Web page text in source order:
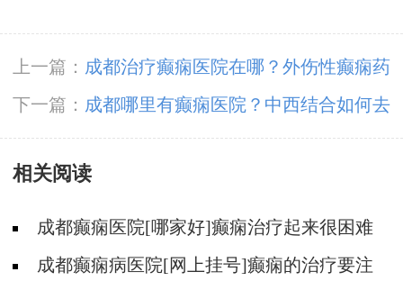
上一篇： 成都治疗癫痫医院在哪？外伤性癫痫药
物的治疗原则
下一篇： 成都哪里有癫痫医院？中西结合如何去
诊疗癫痫呢?
相关阅读
成都癫痫医院[哪家好]癫痫治疗起来很困难
吗?成都癫痫病医院[网上挂号]癫痫的治疗要注